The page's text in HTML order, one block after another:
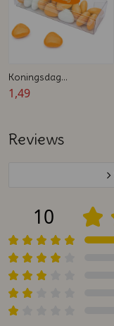
Koningsdag
Cadeaudoosjes –
1,49
Reviews
10